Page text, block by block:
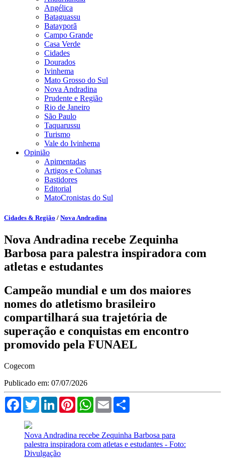
Angélica
Bataguassu
Batayporã
Campo Grande
Casa Verde
Cidades
Dourados
Ivinhema
Mato Grosso do Sul
Nova Andradina
Prudente e Região
Rio de Janeiro
São Paulo
Taquarussu
Turismo
Vale do Ivinhema
Opinião
Apimentadas
Artigos e Colunas
Bastidores
Editorial
MatoCronistas do Sul
Cidades & Região / Nova Andradina
Nova Andradina recebe Zequinha
Barbosa para palestra inspiradora com
atletas e estudantes
Campeão mundial e um dos maiores
nomes do atletismo brasileiro
compartilhará sua trajetória de
superação e conquistas em encontro
promovido pela FUNAEL
Cogecom
Publicado em: 07/07/2026
FacebookTwitterLinkedInPinterestWhatsApp
Email
Nova Andradina recebe Zequinha Barbosa para
palestra inspiradora com atletas e estudantes - Foto:
Divulgação